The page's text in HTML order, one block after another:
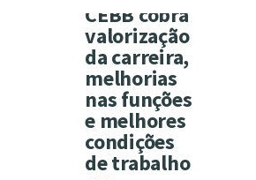
CEBB cobra
valorização
da carreira,
melhorias
nas funções
e melhores
condições
de trabalho